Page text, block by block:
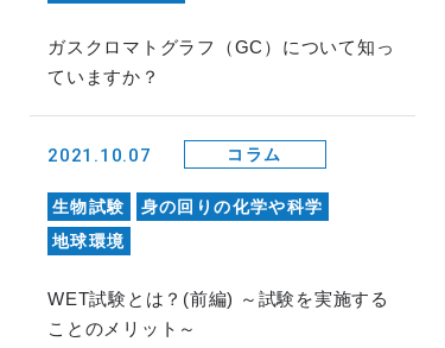
ガスクロマトグラフ（GC）について知っ
ていますか？
2021.10.07 コラム
生物試験
身の回りの化学や科学
地球環境
WET試験とは？(前編) ～試験を実施する
ことのメリット～